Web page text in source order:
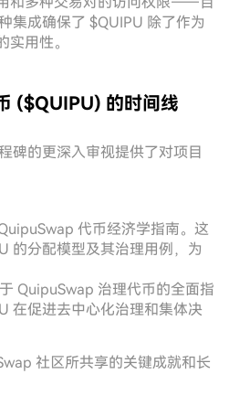
集成确保了 $QUIPU 除了作为
用性。
($QUIPU) 的时间线
碑的更深入审视提供了对项目
代币经济学指南。这
的分配模型及其治理用例，为
QuipuSwap 治理代币的全面指
在促进去中心化治理和集体决
社区所共享的关键成就和长